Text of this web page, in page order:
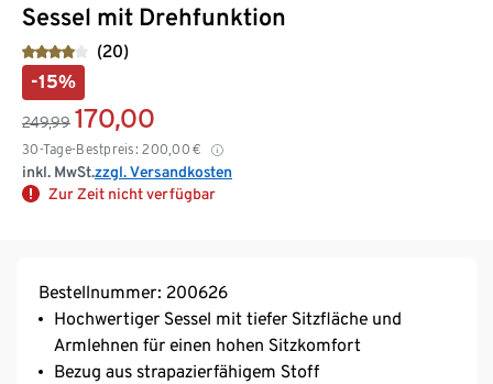
Sessel mit Drehfunktion
(20)
-15%
249,99 170,00
30-Tage-Bestpreis: 200,00 €
inkl. MwSt.zzgl. Versandkosten
Zur Zeit nicht verfügbar
Bestellnummer: 200626
Hochwertiger Sessel mit tiefer Sitzfläche und
Armlehnen für einen hohen Sitzkomfort
Bezug aus strapazierfähigem Stoff